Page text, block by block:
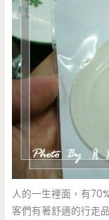
人的一生裡面，有
客們有著舒適的行走